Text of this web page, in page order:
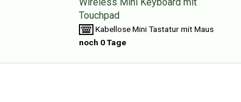
Touchpad
Kabellose Mini Tastatur mit Maus
noch 0 Tage